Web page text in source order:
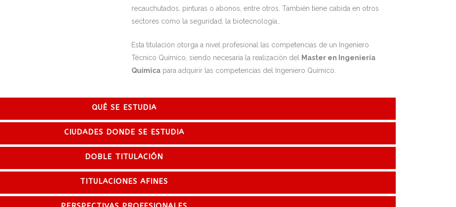
recauchutados, pinturas o abonos, entre otros. También tiene cabida en otros
sectores como la seguridad, la biotecnología…
Esta titulación otorga a nivel profesional las competencias de un Ingeniero
Técnico Químico, siendo necesaria la realización del
Master en Ingeniería
Química para adquirir las competencias del Ingeniero Químico.
QUÉ SE ESTUDIA
CIUDADES DONDE SE ESTUDIA
DOBLE TITULACIÓN
TITULACIONES AFINES